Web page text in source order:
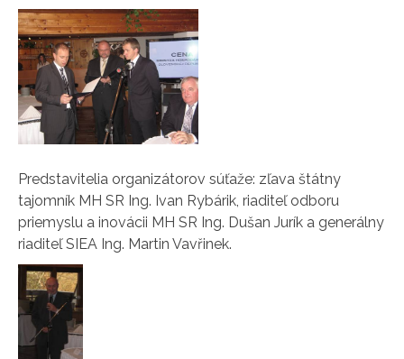
Predstavitelia organizátorov súťaže: zľava štátny
tajomník MH SR Ing. Ivan Rybárik, riaditeľ odboru
priemyslu a inovácii MH SR Ing. Dušan Jurík a generálny
riaditeľ SIEA Ing. Martin Vavřinek.